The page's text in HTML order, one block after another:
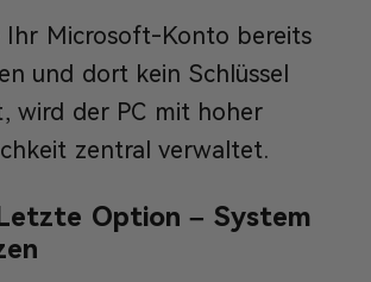
Ihr Microsoft-Konto bereits
und dort kein Schlüssel
wird der PC mit hoher
zentral verwaltet.
Option – System